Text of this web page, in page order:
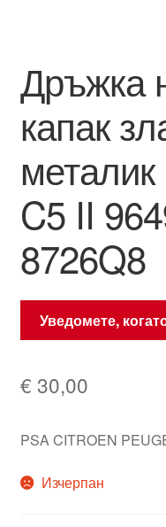
Транспорт
Дръжка
капак
C5 II
8726Q8
Уведомете,
€ 30,00
PSA CITROEN
Изчерпан